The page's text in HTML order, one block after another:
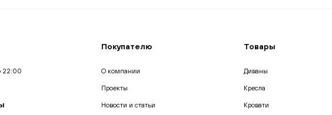
22:00
Покупателю
О компании
Проекты
Новости и статьи
Товары
Диваны
Кресла
Кровати